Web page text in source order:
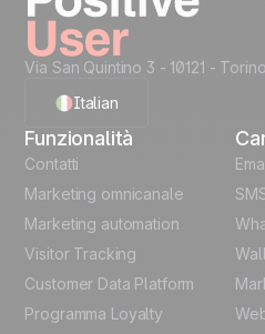
Via San Quintino 3 - 10121 -
Italian
English
French
Polish
German
Funzionalità
Contatti
Marketing omnicanale
Marketing automation
Visitor Tracking
Customer Data Platform
Programma Loyalty